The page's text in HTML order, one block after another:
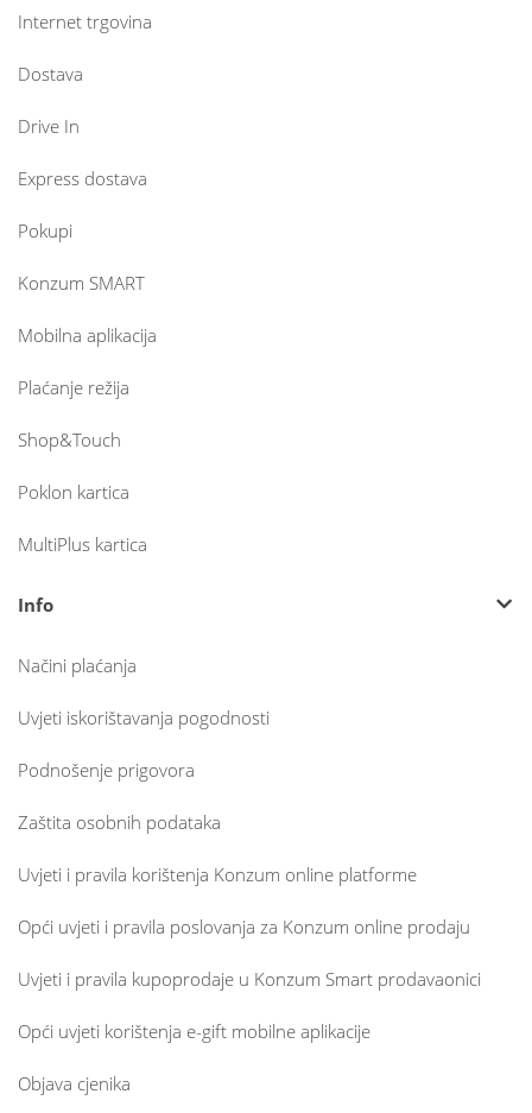
Internet trgovina
Dostava
Drive In
Express dostava
Pokupi
Konzum SMART
Mobilna aplikacija
Plaćanje režija
Shop&Touch
Poklon kartica
MultiPlus kartica
Info
Načini plaćanja
Uvjeti iskorištavanja pogodnosti
Podnošenje prigovora
Zaštita osobnih podataka
Uvjeti i pravila korištenja Konzum online platforme
Opći uvjeti i pravila poslovanja za Konzum online prodaju
Uvjeti i pravila kupoprodaje u Konzum Smart prodavaonici
Opći uvjeti korištenja e-gift mobilne aplikacije
Objava cjenika